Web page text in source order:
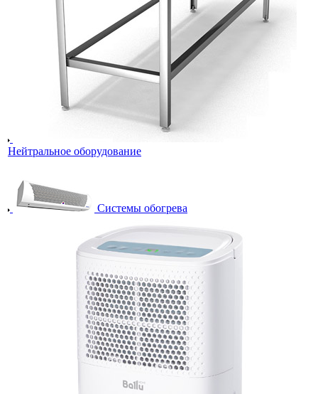
Нейтральное оборудование
Системы обогрева